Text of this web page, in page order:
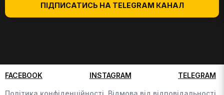
ПІДПИСАТИСЬ НА TELEGRAM КАНАЛ
FACEBOOK INSTAGRAM TELEGRAM
Політика конфіденційності, Відмова від відповідальності